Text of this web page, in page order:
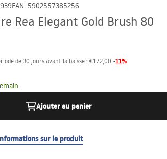
EAN: 5902557385256
Rea Elegant Gold Brush 80
de 30 jours avant la baisse : €172,00 -11%
Ajouter au panier
sur le produit